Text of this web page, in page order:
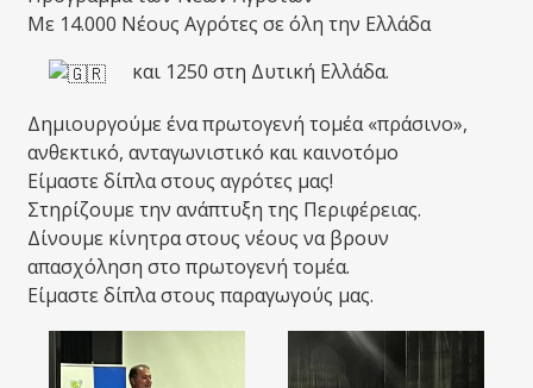
Με 14.000 Νέους Αγρότες σε όλη την Ελλάδα
και 1250 στη Δυτική Ελλάδα.
Δημιουργούμε ένα πρωτογενή τομέα «πράσινο»,
ανθεκτικό, ανταγωνιστικό και καινοτόμο
Είμαστε δίπλα στους αγρότες μας!
Στηρίζουμε την ανάπτυξη της Περιφέρειας.
Δίνουμε κίνητρα στους νέους να βρουν
απασχόληση στο πρωτογενή τομέα.
Είμαστε δίπλα στους παραγωγούς μας.